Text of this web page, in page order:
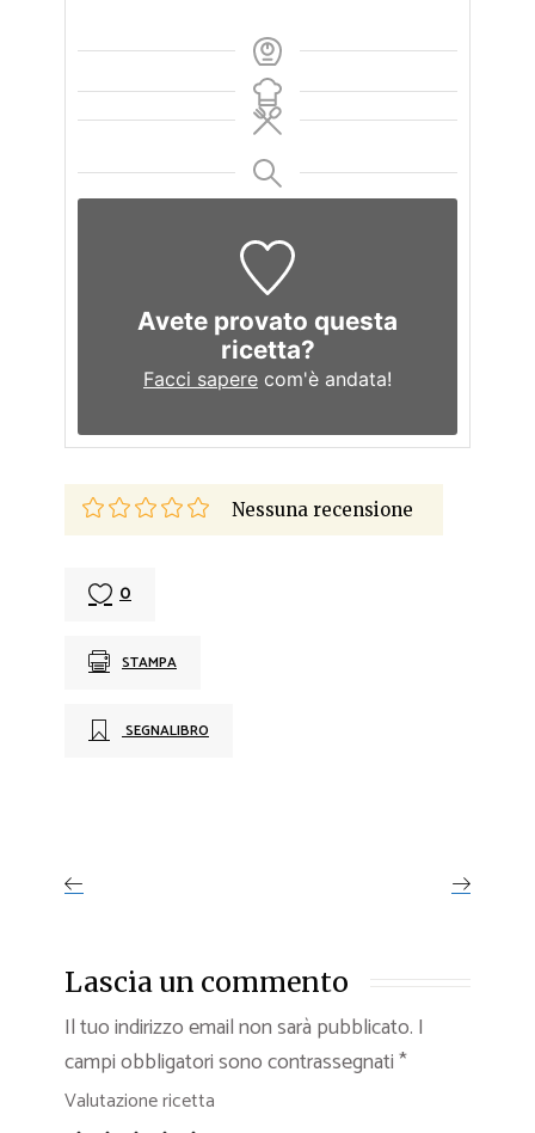
Avete provato questa
ricetta?
Facci sapere com'è andata!
Nessuna recensione
0
STAMPA
SEGNALIBRO
Lascia un commento
Il tuo indirizzo email non sarà pubblicato. I
campi obbligatori sono contrassegnati*
Valutazione ricetta